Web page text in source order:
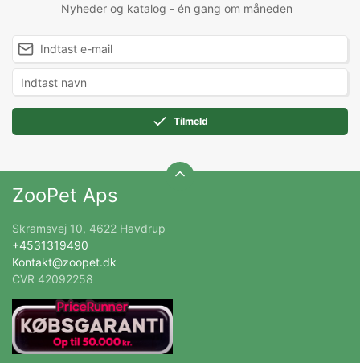
Nyheder og katalog - én gang om måneden
Tilmeld
ZooPet Aps
Skramsvej 10, 4622 Havdrup
+4531319490
Kontakt@zoopet.dk
CVR 42092258